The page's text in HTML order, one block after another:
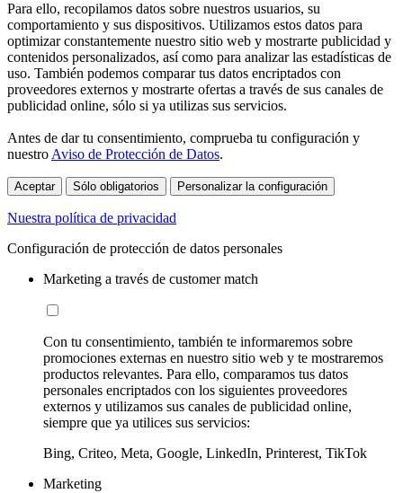
Para ello, recopilamos datos sobre nuestros usuarios, su
comportamiento y sus dispositivos. Utilizamos estos datos para
optimizar constantemente nuestro sitio web y mostrarte publicidad y
contenidos personalizados, así como para analizar las estadísticas de
uso. También podemos comparar tus datos encriptados con
proveedores externos y mostrarte ofertas a través de sus canales de
publicidad online, sólo si ya utilizas sus servicios.
Antes de dar tu consentimiento, comprueba tu configuración y
nuestroAviso de Protección de Datos.
Aceptar Sólo obligatorios Personalizar la configuración
Nuestra política de privacidad
Configuración de protección de datos personales
Marketing a través de customer match
Con tu consentimiento, también te informaremos sobre
promociones externas en nuestro sitio web y te mostraremos
productos relevantes. Para ello, comparamos tus datos
personales encriptados con los siguientes proveedores
externos y utilizamos sus canales de publicidad online,
siempre que ya utilices sus servicios:
Bing, Criteo, Meta, Google, LinkedIn, Printerest, TikTok
Marketing